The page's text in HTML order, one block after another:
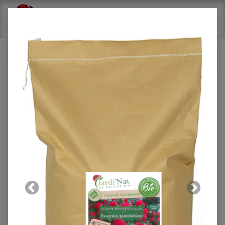
Tous les produits
Carton : Purin de sureau 1,5L*(8 unités)
Précedent Suivant